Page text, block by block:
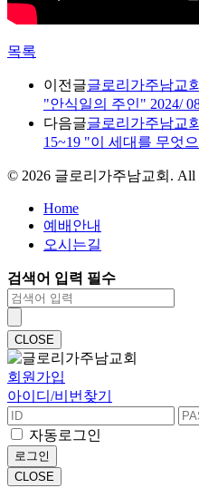
목록
이전글글로리가주남교
"안식일의 주인" 2024/
다음글글로리가주남교
15~19 "이 세대를 무엇
© 2026 글로리가주남교회. All
Home
예배안내
오시는길
검색어 입력 필수
CLOSE
회원가입
아이디/비번찾기
자동로그인
로그인
CLOSE